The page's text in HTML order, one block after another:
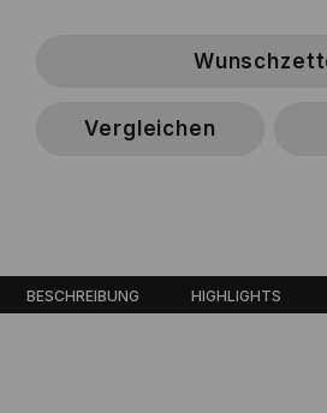
Vergleichen
BESCHREIBUNG HIGHLIGHTS